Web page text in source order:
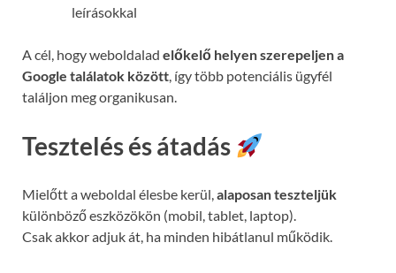
leírásokkal
A cél, hogy weboldalad előkelő helyen szerepeljen a
Google találatok között, így több potenciális ügyfél
találjon meg organikusan.
Tesztelés és átadás
Mielőtt a weboldal élesbe kerül,alaposan teszteljük
különböző eszközökön (mobil, tablet, laptop).
Csak akkor adjuk át, ha minden hibátlanul működik.